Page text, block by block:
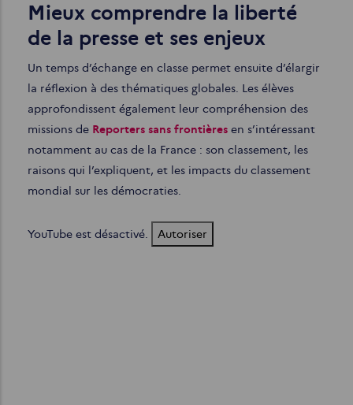
Mieux comprendre la liberté
de la presse et ses enjeux
Un temps d’échange en classe permet ensuite d’élargir
la réflexion à des thématiques globales. Les élèves
approfondissent également leur compréhension des
missions de Reporters sans frontières en s’intéressant
notamment au cas de la France : son classement, les
raisons qui l’expliquent, et les impacts du classement
mondial sur les démocraties.
YouTube est désactivé. Autoriser